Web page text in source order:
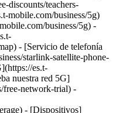
discounts/teachers-
mobile.com/business/5g)
business/5g) -
- [Servicio de telefonía
starlink-satellite-phone-
es.t-
nuestra red 5G]
free-network-trial) -
- [Dispositivos]